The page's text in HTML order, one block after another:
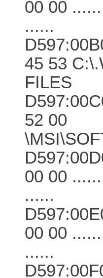
00 00
......
45 53
FILES
52 00
00 00
......
00 00
......